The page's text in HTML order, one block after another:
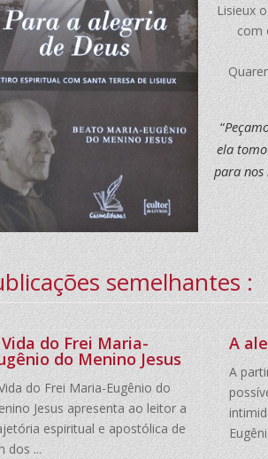
Lisieux
com
“
ela
para nos
semelhantes :
do Frei Maria-
do Menino Jesus
do Frei Maria-Eugênio do
Jesus apresenta ao leitor a
espiritual e apostólica de
dos ...
A
A